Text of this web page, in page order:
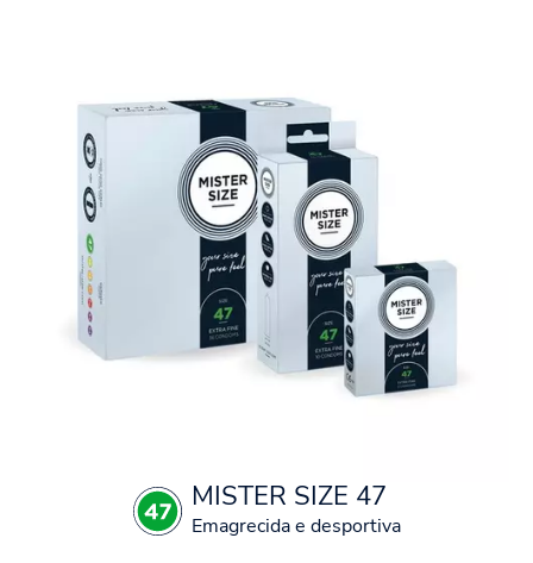
MISTER SIZE 47
Emagrecida e desportiva